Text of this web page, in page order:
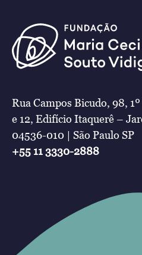
Rua Campos Bicudo, 98, 1º
e 12, Edifício Itaquerê –
04536-010 | São Paulo SP
+55 11 3330-2888